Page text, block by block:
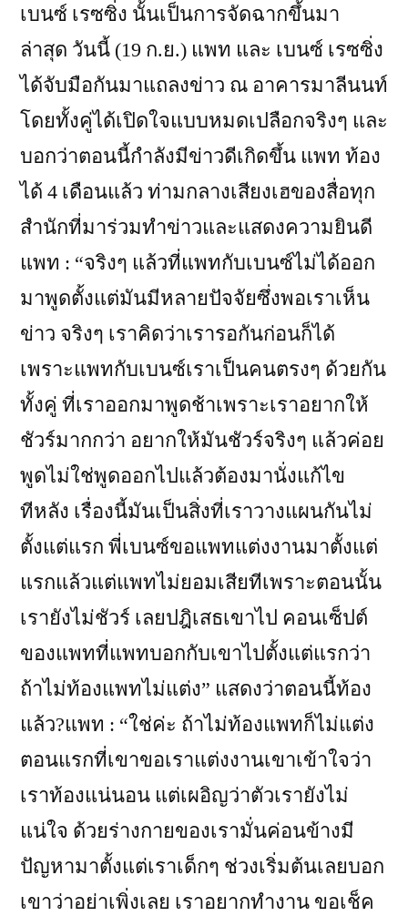
เบนซ์ เรซซิ่ง นั้นเป็นการจัดฉากขึ้นมา
ล่าสุด วันนี้ (19 ก.ย.) แพท และ เบนซ์ เรซซิ่ง
ได้จับมือกันมาแถลงข่าว ณ อาคารมาลีนนท์
โดยทั้งคู่ได้เปิดใจแบบหมดเปลือกจริงๆ และ
บอกว่าตอนนี้กำลังมีข่าวดีเกิดขึ้น แพท ท้อง
ได้ 4 เดือนแล้ว ท่ามกลางเสียงเฮของสื่อทุก
สำนักที่มาร่วมทำข่าวและแสดงความยินดี
แพท : “จริงๆ แล้วที่แพทกับเบนซ์ไม่ได้ออก
มาพูดตั้งแต่มันมีหลายปัจจัยซึ่งพอเราเห็น
ข่าว จริงๆ เราคิดว่าเรารอกันก่อนก็ได้
เพราะแพทกับเบนซ์เราเป็นคนตรงๆ ด้วยกัน
ทั้งคู่ ที่เราออกมาพูดช้าเพราะเราอยากให้
ชัวร์มากกว่า อยากให้มันชัวร์จริงๆ แล้วค่อย
พูดไม่ใช่พูดออกไปแล้วต้องมานั่งแก้ไข
ทีหลัง เรื่องนี้มันเป็นสิ่งที่เราวางแผนกันไม่
ตั้งแต่แรก พี่เบนซ์ขอแพทแต่งงานมาตั้งแต่
แรกแล้วแต่แพทไม่ยอมเสียทีเพราะตอนนั้น
เรายังไม่ชัวร์ เลยปฎิเสธเขาไป คอนเซ็ปต์
ของแพทที่แพทบอกกับเขาไปตั้งแต่แรกว่า
ถ้าไม่ท้องแพทไม่แต่ง” แสดงว่าตอนนี้ท้อง
แล้ว?แพท : “ใช่ค่ะ ถ้าไม่ท้องแพทก็ไม่แต่ง
ตอนแรกที่เขาขอเราแต่งงานเขาเข้าใจว่า
เราท้องแน่นอน แต่เผอิญว่าตัวเรายังไม่
แน่ใจ ด้วยร่างกายของเรามั่นค่อนข้างมี
ปัญหามาตั้งแต่เราเด็กๆ ช่วงเริ่มต้นเลยบอก
เขาว่าอย่าเพิ่งเลย เราอยากทำงาน ขอเช็ค